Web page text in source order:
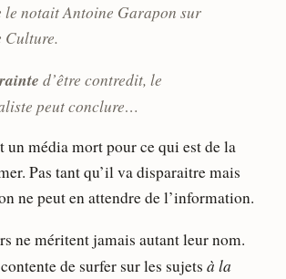
le notait Antoine Garapon sur
Culture.
d’être contredit, le
peut conclure…
un média mort pour ce qui est de la
Pas tant qu’il va disparaitre mais
ne peut en attendre de l’information.
ne méritent jamais autant leur nom.
de surfer sur les sujetsà la